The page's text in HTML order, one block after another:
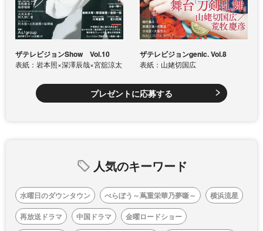
ザテレビジョンShow Vol.10
表紙：岩本照×深澤辰哉×宮舘涼太
ザテレビジョンgenic. Vol.8
表紙：山姥切国広
プレゼントに応募する
人気のキーワード
水曜日のダウンタウン べらぼう～蔦重栄華乃夢噺～
横浜流星
再放送ドラマ
中国ドラマ
金曜ロードショー